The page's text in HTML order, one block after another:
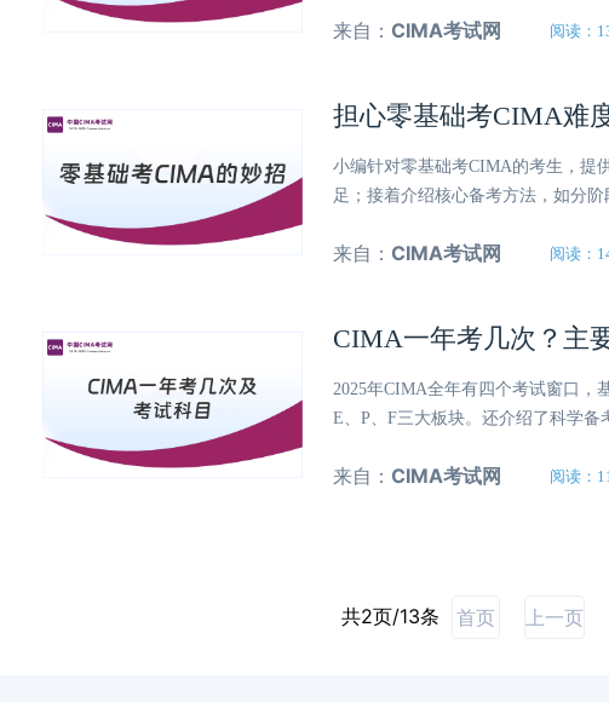
来自： CIMA考试网 阅读：
担心零基础考CIMA难
小编针对零基础考CIMA的考生，提
足；接着介绍核心备考方法，如分
来自： CIMA考试网 阅读：
CIMA一年考几次？主
2025年CIMA全年有四个考试窗口，
E、P、F三大板块。还介绍了科学
来自： CIMA考试网 阅读：
共2页/13条 首页 上一页